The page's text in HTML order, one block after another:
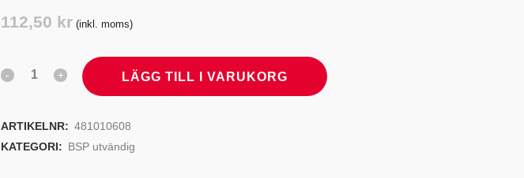
112,50 kr (inkl. moms)
LÄGG TILL I VARUKORG
ARTIKELNR: 481010608
KATEGORI: BSP utvändig